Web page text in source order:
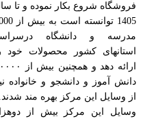
فروشگاه شروع بکار نموده و تا سال
1405 توانسته است به بیش از 5000
مدرسه و دانشگاه درسراسر
استانهای کشور محصولات خود را
ارائه دهد و همچنین بیش از ۱۰۰۰۰
دانش آموز و دانشجو و خانواده نیز
از وسایل این مرکز بهره مند شدند.
وسایل این مرکز بیش از دوهزار